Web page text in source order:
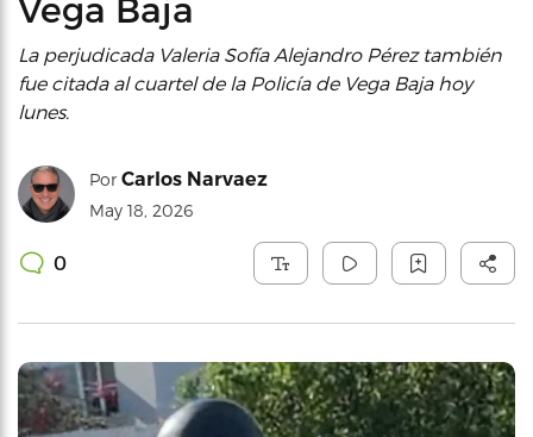
La perjudicada Valeria Sofía Alejandro Pérez también
fue citada al cuartel de la Policía de Vega Baja hoy
lunes.
Por Carlos Narvaez
May 18, 2026
0